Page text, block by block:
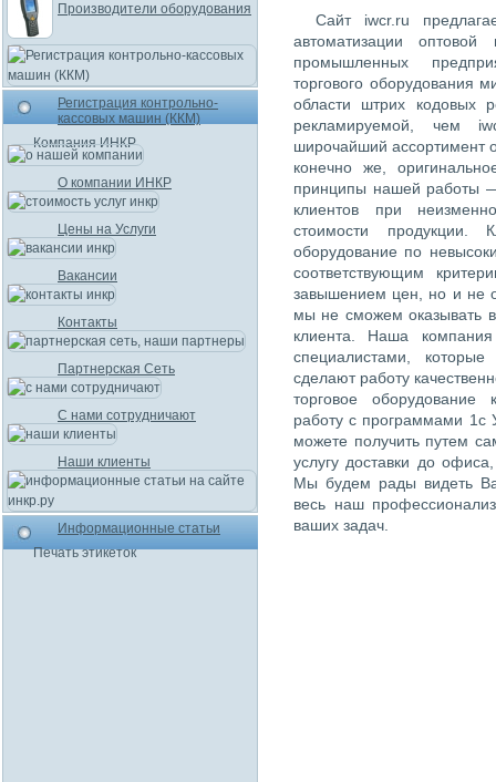
Сайт iwcr.ru
автоматизации
промышленных
торгового оборудования
области штрих кодовых
рекламируемой, чем
широчайший ассортимент
конечно же,
принципы нашей работы
клиентов при
стоимости продукции.
оборудование по
соответствующим
завышением цен, но и не
мы не сможем оказывать
клиента. Наша компания
специалистами,
сделают работу
торговое оборудование
работу с программами 1с
можете получить путем
услугу доставки до
Мы будем рады видеть
весь наш
ваших задач.
Производители оборудования
Регистрация контрольно-
кассовых машин (ККМ)
Компания ИНКР
О компании ИНКР
Цены на Услуги
Вакансии
Контакты
Партнерская Сеть
С нами сотрудничают
Наши клиенты
Информационные статьи
Печать этикеток